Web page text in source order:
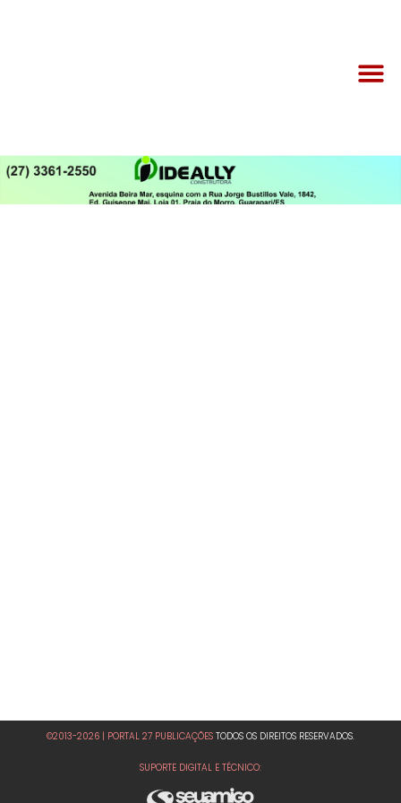
©2013-2026 | PORTAL 27 PUBLICAÇÕES TODOS OS DIREITOS RESERVADOS.
SUPORTE DIGITAL E TÉCNICO: